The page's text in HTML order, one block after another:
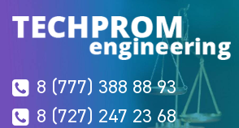
8 (777) 388 88 93
8 (727) 247 23 68